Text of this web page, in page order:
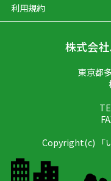
利用規約
株式会
東京都
Copyright(c) 「